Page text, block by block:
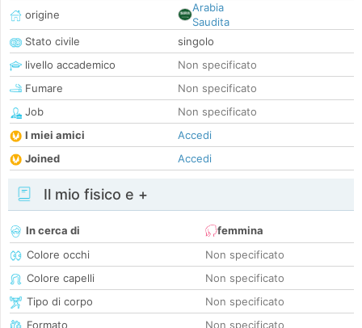
origine
Arabia
Saudita
Stato civile
singolo
livello accademico
Non specificato
Fumare
Non specificato
Job
Non specificato
I miei amici
Accedi
Joined
Accedi
Il mio fisico e +
In cerca di
femmina
Colore occhi
Non specificato
Colore capelli
Non specificato
Tipo di corpo
Non specificato
Formato
Non specificato